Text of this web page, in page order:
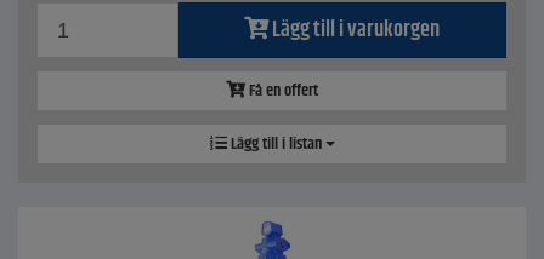
Lägg till i varukorgen
Få en offert
Lägg till i listan